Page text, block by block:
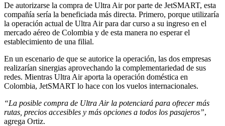
De autorizarse la compra de Ultra Air por parte de JetSMART, esta
compañía sería la beneficiada más directa. Primero, porque utilizaría
la operación actual de Ultra Air para dar curso a su ingreso en el
mercado aéreo de Colombia y de esta manera no esperar el
establecimiento de una filial.
En un escenario de que se autorice la operación, las dos empresas
realizarían sinergias aprovechando la complementariedad de sus
redes. Mientras Ultra Air aporta la operación doméstica en
Colombia, JetSMART lo hace con los vuelos internacionales.
“La posible compra de Ultra Air la potenciará para ofrecer más
rutas, precios accesibles y más opciones a todos los pasajeros”,
agrega Ortiz.